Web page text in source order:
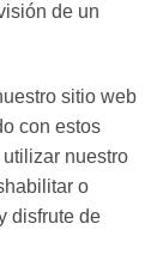
de un
sitio web
con estos
nuestro
o
disfrute de